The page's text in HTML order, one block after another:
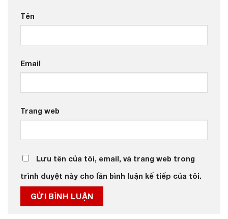
Tên
Email
Trang web
Lưu tên của tôi, email, và trang web trong
trình duyệt này cho lần bình luận kế tiếp của tôi.